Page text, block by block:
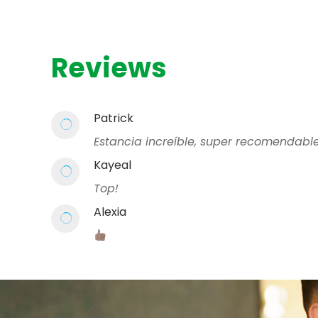
Reviews
Patrick
Estancia increíble, super
Kayeal
Top!
Alexia